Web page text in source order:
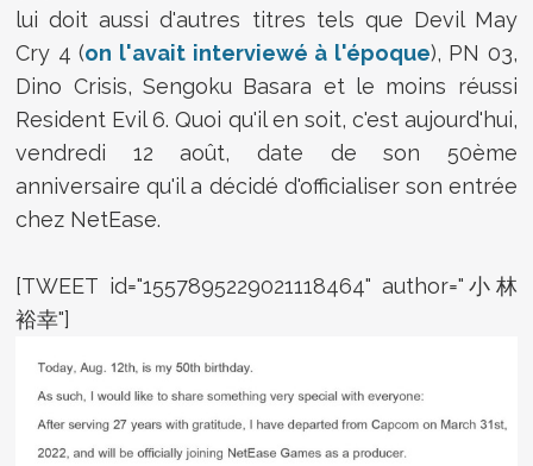
lui doit aussi d'autres titres tels que Devil May
Cry 4 (on l'avait interviewé à l'époque), PN 03,
Dino Crisis, Sengoku Basara et le moins réussi
Resident Evil 6. Quoi qu'il en soit, c'est aujourd'hui,
vendredi 12 août, date de son 50ème
anniversaire qu'il a décidé d'officialiser son entrée
chez NetEase.
[TWEET id="1557895229021118464" author="小林
裕幸"]